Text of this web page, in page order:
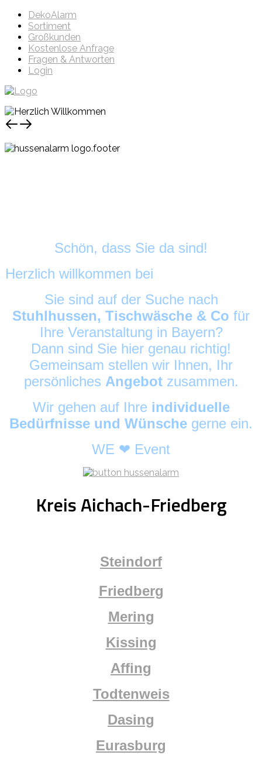
DekoAlarm
Sortiment
Großkunden
Kostenlose Anfrage
Fragen & Antworten
Login
Schön, dass Sie da sind!
Herzlich willkommen bei
Sie sind auf der Suche nach
Stuhlhussen, Tischwäsche & Co für
Ihre Veranstaltung in Bayern?
Dann sind Sie hier genau richtig!
Gemeinsam stellen wir Ihnen, Ihr
persönliches Angebot zusammen.
Wir gehen auf Ihre individuelle
Bedürfnisse und Wünsche gerne ein.
WE ❤ Event
Kreis Aichach-Friedberg
Steindorf
Friedberg
Mering
Kissing
Affing
Todtenweis
Dasing
Eurasburg